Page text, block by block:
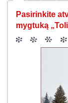
Pasirinkite
mygtuką